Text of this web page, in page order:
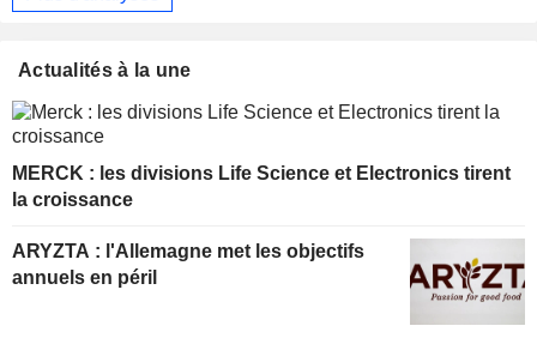
Actualités à la une
MERCK : les divisions Life Science et Electronics tirent
la croissance
ARYZTA : l'Allemagne met les objectifs
annuels en péril